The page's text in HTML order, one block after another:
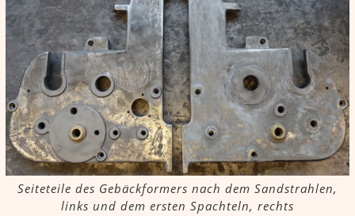
Seiteteile des Gebäckformers nach dem Sandstrahlen,
links und dem ersten Spachteln, rechts